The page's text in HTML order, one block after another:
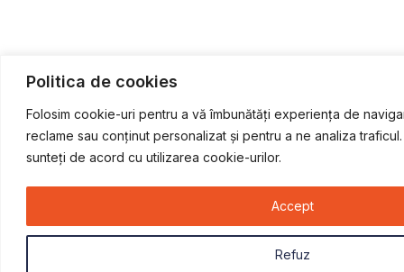
Politica de cookies
Folosim cookie-uri pentru a vă îmbunătăți experiența de
reclame sau conținut personalizat și pentru a ne analiza
sunteți de acord cu utilizarea cookie-urilor.
Refuz
Accept